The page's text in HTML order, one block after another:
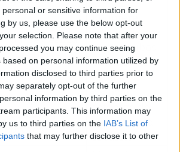
or sensitive information for
by us, please use the below opt-out
selection. Please note that after your
you may continue seeing
based on personal information utilized by
disclosed to third parties prior to
separately opt-out of the further
information by third parties on the
participants. This information may
us to third parties on the IAB’s List of
that may further disclose it to other
Autopropulsa
da; se desliza
sola por la
estancia
reduciendo la
carga en
espalda y
brazos.
Requiere
agacharse,
cargar cubos
pesados de
agua y
realizar
esfuerzo de
torsión para
escurrir.